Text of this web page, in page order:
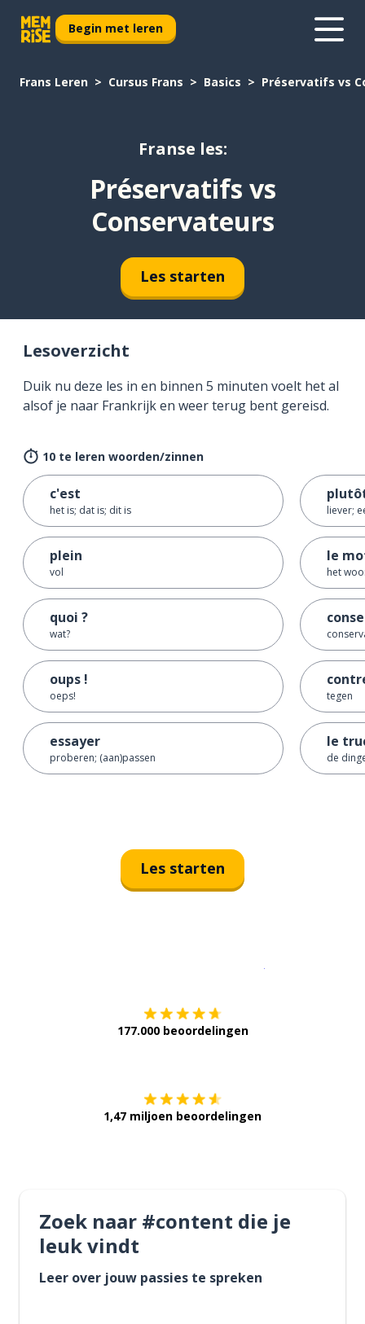
Begin met leren
Frans Leren Cursus Frans Basics Préservatifs vs
Franse les:
Préservatifs vs
Conservateurs
Les starten
Lesoverzicht
Duik nu deze les in en binnen 5 minuten voelt het al
alsof je naar Frankrijk en weer terug bent gereisd.
10 te leren woorden/zinnen
c'est
het is; dat is; dit is
plein
vol
quoi ?
wat?
oups !
oeps!
essayer
proberen; (aan)passen
liever;
le
het
tegen
le
de
Les starten
177.000 beoordelingen
1,47 miljoen beoordelingen
Zoek naar #content die je
leuk vindt
Leer over jouw passies te spreken